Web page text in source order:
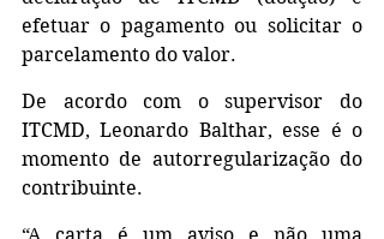
efetuar o pagamento ou solicitar o
parcelamento do valor.
De acordo com o supervisor do
ITCMD, Leonardo Balthar, esse é o
momento de autorregularização do
contribuinte.